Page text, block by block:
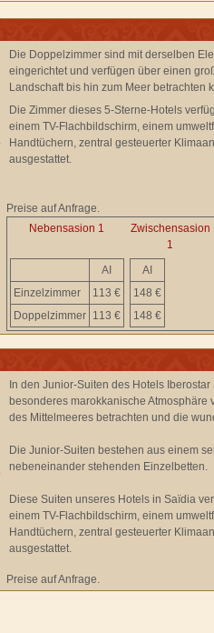
Die Doppelzimmer sind mit derselben
eingerichtet und verfügen über einen
Landschaft bis hin zum Meer betrachten
Die Zimmer dieses 5-Sterne-Hotels
einem TV-Flachbildschirm, einem
Handtüchern, zentral gesteuerter
ausgestattet.
Preise auf Anfrage.
Nebensasion 1
Zwischensasion
1
AI
Einzelzimmer
113 €
Doppelzimmer 113 €
AI
148 €
148 €
In den Junior-Suiten des Hotels
besonderes marokkanische
des Mittelmeeres betrachten und die
Die Junior-Suiten bestehen aus einem
nebeneinander stehenden Einzelbetten.
Diese Suiten unseres Hotels in Saïdia
einem TV-Flachbildschirm, einem
Handtüchern, zentral gesteuerter
ausgestattet.
Preise auf Anfrage.